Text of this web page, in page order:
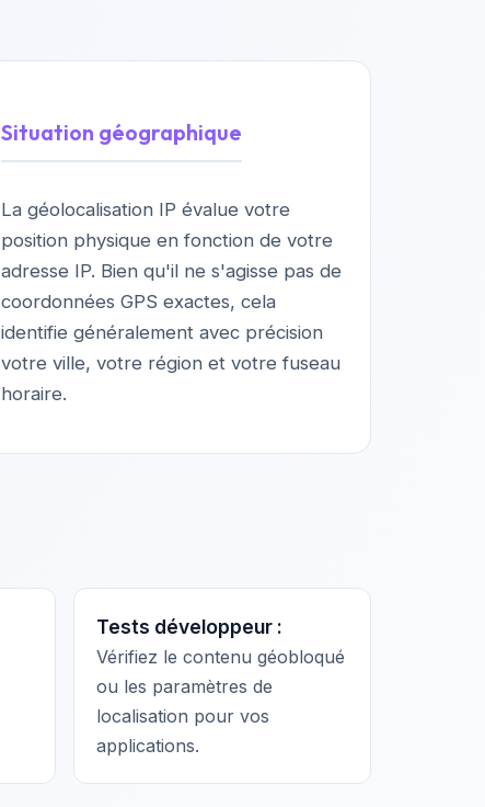
Situation géographique
La géolocalisation IP évalue votre
position physique en fonction de votre
adresse IP. Bien qu'il ne s'agisse pas de
coordonnées GPS exactes, cela
identifie généralement avec précision
votre ville, votre région et votre fuseau
horaire.
Tests développeur :
Vérifiez le contenu géobloqué
ou les paramètres de
localisation pour vos
applications.